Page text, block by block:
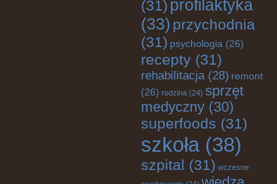
(31) profilaktyka
(33) przychodnia
(31) psychologia (26)
recepty (31)
rehabilitacja(28) remont
(26) rodzina (24) sprzęt
medyczny (30)
superfoods (31)
szkoła (38)
szpital (31) wczesne